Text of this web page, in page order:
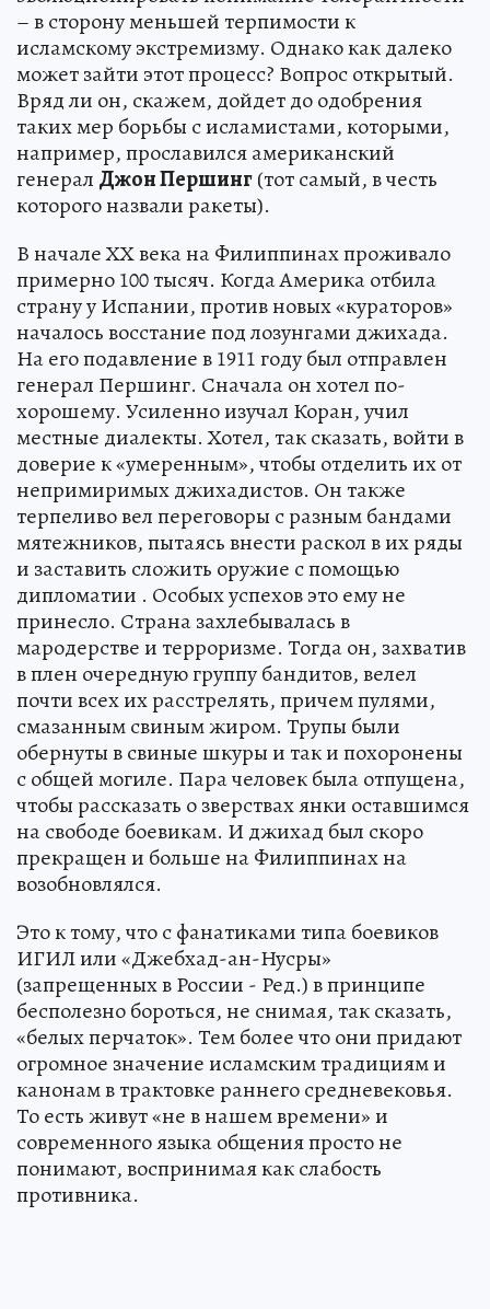
– в сторону меньшей терпимости к
исламскому экстремизму. Однако как далеко
может зайти этот процесс? Вопрос открытый.
Вряд ли он, скажем, дойдет до одобрения
таких мер борьбы с исламистами, которыми,
например, прославился американский
генерал Джон Першинг(тот самый, в честь
которого назвали ракеты).
В начале ХХ века на Филиппинах проживало
примерно 100 тысяч. Когда Америка отбила
страну у Испании, против новых «кураторов»
началось восстание под лозунгами джихада.
На его подавление в 1911 году был отправлен
генерал Першинг. Сначала он хотел по-
хорошему. Усиленно изучал Коран, учил
местные диалекты. Хотел, так сказать, войти в
доверие к «умеренным», чтобы отделить их от
непримиримых джихадистов. Он также
терпеливо вел переговоры с разным бандами
мятежников, пытаясь внести раскол в их ряды
и заставить сложить оружие с помощью
дипломатии . Особых успехов это ему не
принесло. Страна захлебывалась в
мародерстве и терроризме. Тогда он, захватив
в плен очередную группу бандитов, велел
почти всех их расстрелять, причем пулями,
смазанным свиным жиром. Трупы были
обернуты в свиные шкуры и так и похоронены
с общей могиле. Пара человек была отпущена,
чтобы рассказать о зверствах янки оставшимся
на свободе боевикам. И джихад был скоро
прекращен и больше на Филиппинах на
возобновлялся.
Это к тому, что с фанатиками типа боевиков
ИГИЛ или «Джебхад-ан-Нусры»
(запрещенных в России - Ред.) в принципе
бесполезно бороться, не снимая, так сказать,
«белых перчаток». Тем более что они придают
огромное значение исламским традициям и
канонам в трактовке раннего средневековья.
То есть живут «не в нашем времени» и
современного языка общения просто не
понимают, воспринимая как слабость
противника.